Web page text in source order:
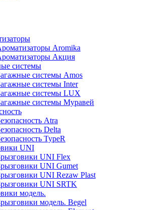
Aromika
Акция
системы
системы Amos
системы Inter
системы LUX
системы Муравей
Atra
Delta
TypeR
UNI
UNI Flex
UNI Gumet
UNI Rezaw Plast
UNI SRTK
модель.
модель. Begel